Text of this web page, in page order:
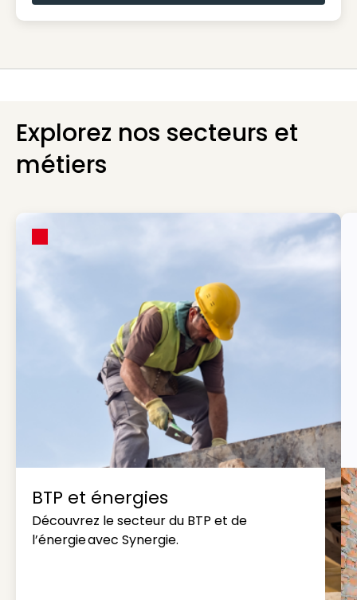
Explorez nos secteurs et
métiers
BTP et énergies
Découvrez le secteur du BTP et de
l’énergie avec Synergie.